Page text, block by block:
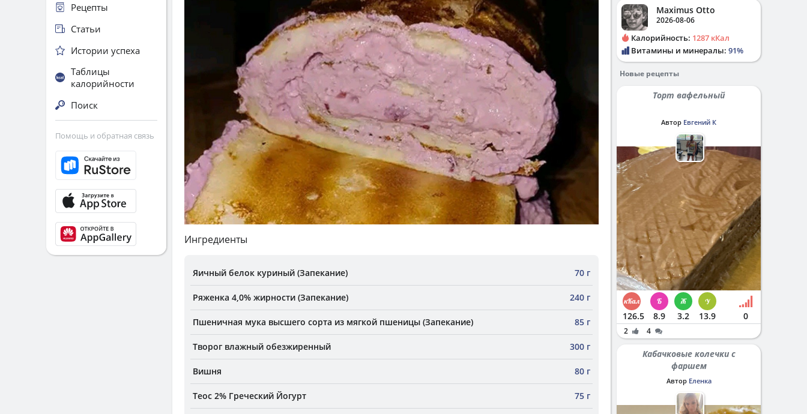
Ингредиенты
Яичный белок куриный (Запекание) 70 г
Ряженка 4,0% жирности (Запекание) 240 г
Пшеничная мука высшего сорта из мягкой пшеницы (Запекание) 85 г
Творог влажный обезжиренный 300 г
Вишня 80 г
Теос 2% Греческий Йогурт 75 г
Рецепты
Статьи
Истории успеха
Таблицы
калорийности
Поиск
Помощь и обратная связь
Maximus Otto
2026-08-06
Калорийность: 1287 кКал
Витамины и минералы: 91%
Новые рецепты
Торт вафельный
Автор Евгений К
126.5 8.9 3.2 13.9 0
2 4
Кабачковые колечки с
фаршем
Автор Еленка